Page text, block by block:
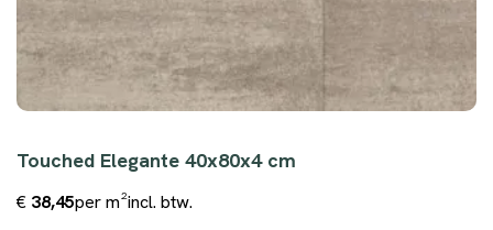
Touched Elegante 40x80x4 cm
€ 38,45per m²incl. btw.